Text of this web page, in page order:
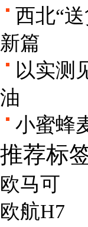
西北“
新篇
以实测
油
小蜜蜂
推荐标
欧马可
欧航H7